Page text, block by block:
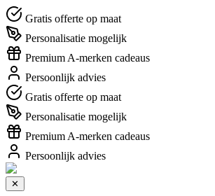
Gratis offerte op maat
Personalisatie mogelijk
Premium A-merken cadeaus
Persoonlijk advies
Gratis offerte op maat
Personalisatie mogelijk
Premium A-merken cadeaus
Persoonlijk advies
✕